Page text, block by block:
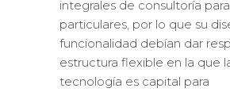
integrales de consultoría para
particulares, por lo que su
funcionalidad debían dar
estructura flexible en la que
tecnología es capital para